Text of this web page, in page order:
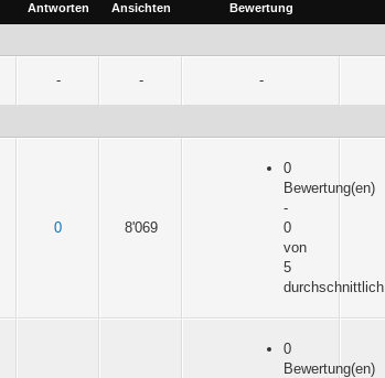
Antworten Ansichten Bewertung
- - -
0 8'069
0
Bewertung(en)
-
0
von
5
durchschnittlich
0
Bewertung(en)